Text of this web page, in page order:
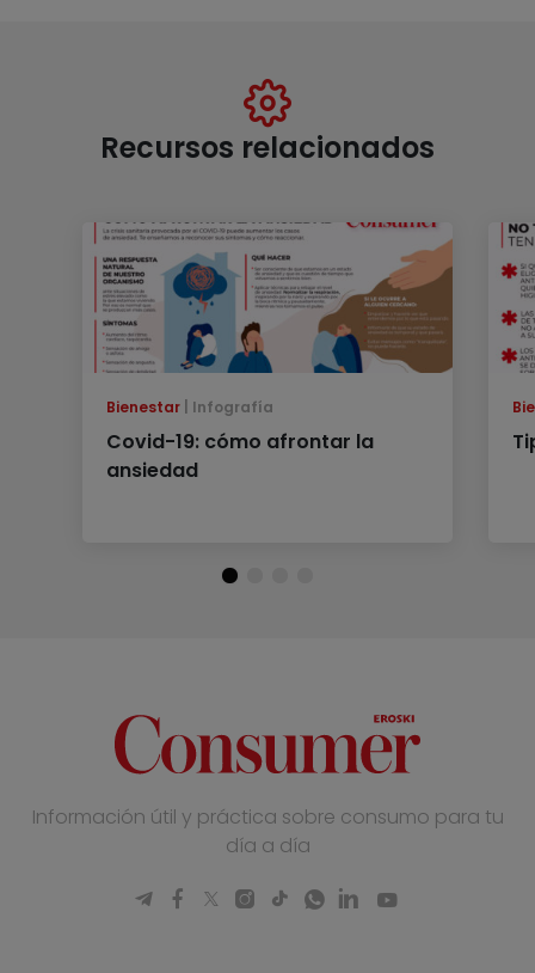
Recursos relacionados
Bienestar Infografía
Covid-19: cómo afrontar la
ansiedad
Información útil y práctica sobre consumo para tu
día a día